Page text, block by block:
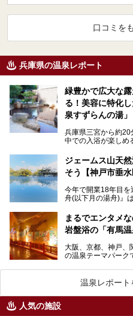
口コミを
兵庫県の温泉レポート
緑豊かで広大な
る！美容に特化
泉すずらんの湯」
兵庫県三宮から約
中での入浴が楽しめ
ジェームス山天
そう【神戸市垂水
今年で開業18年目を
舟(以下月の湯舟)』
まるでエンタメ
岩盤浴の「有馬温
大阪、京都、神戸、
の温泉テーマパーク
温泉レポート
人気の施設